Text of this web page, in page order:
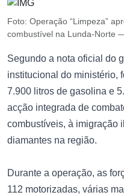
Foto: Operação “Limpeza”
combustível na Lunda-Norte
Segundo a nota oficial do
institucional do ministério,
7.900 litros de gasolina e
acção integrada de
combustíveis, à imigração
diamantes na região.
Durante a operação, as
112 motorizadas, várias